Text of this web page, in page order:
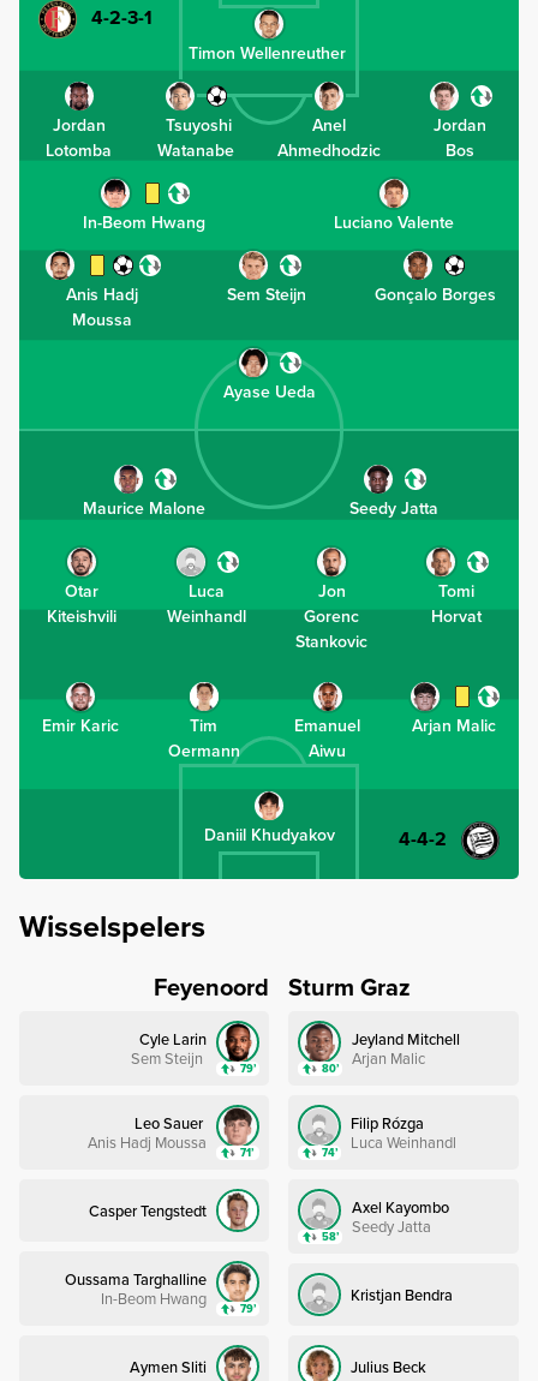
4-2-3-1
Timon Wellenreuther
Jordan
Lotomba
Tsuyoshi
Watanabe
Anel
Ahmedhodzic
Jordan
Bos
In-Beom Hwang Luciano Valente
Anis Hadj
Moussa
Sem Steijn Gonçalo Borges
Ayase Ueda
Daniil Khudyakov
Arjan Malic
Emanuel
Aiwu
Tim
Oermann
Emir Karic
Tomi
Horvat
Jon
Gorenc
Stankovic
Luca
Weinhandl
Otar
Kiteishvili
Seedy Jatta
Maurice Malone
4-4-2
Wisselspelers
Feyenoord
Cyle Larin
Sem Steijn
79’
Leo Sauer
Anis Hadj Moussa
71’
Casper Tengstedt
Oussama Targhalline
In-Beom Hwang
79’
Aymen Sliti
Sturm Graz
Jeyland Mitchell
Arjan Malic
80’
Filip Rózga
Luca Weinhandl
74’
Axel Kayombo
Seedy Jatta
58’
Kristjan Bendra
Julius Beck